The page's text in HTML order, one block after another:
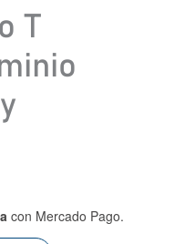
T
con Mercado Pago.